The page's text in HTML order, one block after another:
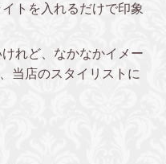
トを入れるだけで印象
れど、なかなかイメー
当店のスタイリストに